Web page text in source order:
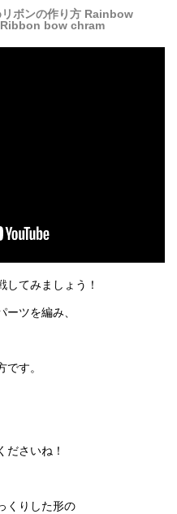
リボンの作り方 Rainbow
bow chram
してみましょう！
ーツを編み、
す。
ださいね！
くりした形の